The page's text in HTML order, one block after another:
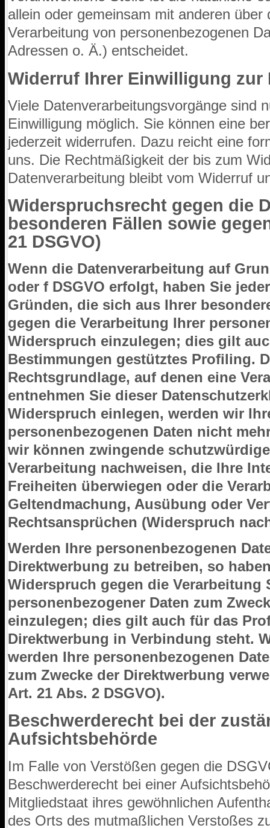
allein oder gemeinsam mit anderen
Verarbeitung von personenbezogenen
Adressen o. Ä.) entscheidet.
Widerruf Ihrer Einwilligung zur
Viele Datenverarbeitungsvorgänge sind
Einwilligung möglich. Sie können eine
jederzeit widerrufen. Dazu reicht eine
uns. Die Rechtmäßigkeit der bis zum
Datenverarbeitung bleibt vom Widerruf
Widerspruchsrecht gegen die
besonderen Fällen sowie
21 DSGVO)
Wenn die Datenverarbeitung auf
oder f DSGVO erfolgt, haben Sie
Gründen, die sich aus Ihrer
gegen die Verarbeitung Ihrer
Widerspruch einzulegen; dies gilt
Bestimmungen gestütztes Profiling.
Rechtsgrundlage, auf denen eine
entnehmen Sie dieser
Widerspruch einlegen, werden wir
personenbezogenen Daten nicht
wir können zwingende
Verarbeitung nachweisen, die Ihre
Freiheiten überwiegen oder die
Geltendmachung, Ausübung oder
Rechtsansprüchen (Widerspruch
Werden Ihre personenbezogenen
Direktwerbung zu betreiben, so
Widerspruch gegen die Verarbeitung
personenbezogener Daten zum
einzulegen; dies gilt auch für das
Direktwerbung in Verbindung steht.
werden Ihre personenbezogenen
zum Zwecke der Direktwerbung
Art. 21 Abs. 2 DSGVO).
Beschwerderecht bei der
Aufsichtsbehörde
Im Falle von Verstößen gegen die
Beschwerderecht bei einer
Mitgliedstaat ihres gewöhnlichen
des Orts des mutmaßlichen Verstoßes